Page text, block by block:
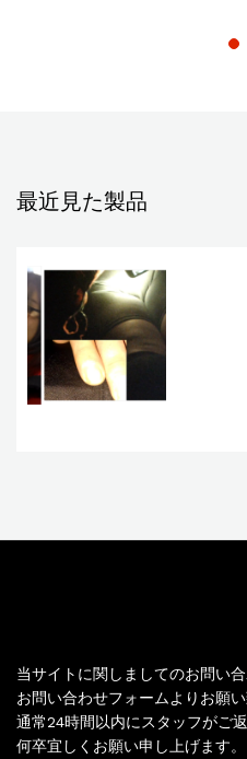
最近見た製品
当サイトに関しましてのお問い
お問い合わせフォームよりお願い
通常24時間以内にスタッフがご
何卒宜しくお願い申し上げます。